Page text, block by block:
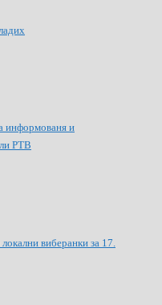
информованя и
РТВ
виберанки за 17.